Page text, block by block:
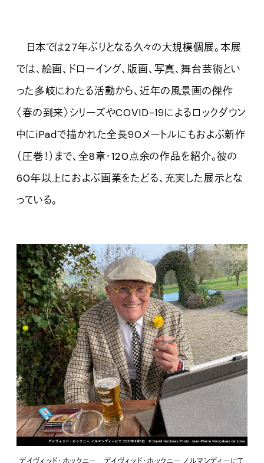
日本では27年ぶりとなる久々の大規模個展。本展
では、絵画、ドローイング、版画、写真、舞台芸術とい
った多岐にわたる活動から、近年の風景画の傑作
〈春の到来〉シリーズやCOVID-19によるロックダウン
中にiPadで描かれた全長90メートルにもおよぶ新作
（圧巻！）まで、全8章・120点余の作品を紹介。彼の
60年以上におよぶ画業をたどる、充実した展示とな
っている。